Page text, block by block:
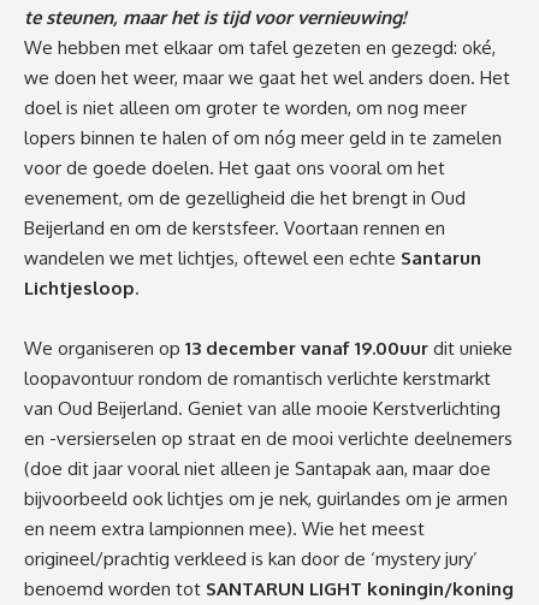
te steunen, maar het is tijd voor vernieuwing!
We hebben met elkaar om tafel gezeten en gezegd: oké,
we doen het weer, maar we gaat het wel anders doen. Het
doel is niet alleen om groter te worden, om nog meer
lopers binnen te halen of om nóg meer geld in te zamelen
voor de goede doelen. Het gaat ons vooral om het
evenement, om de gezelligheid die het brengt in Oud
Beijerland en om de kerstsfeer. Voortaan rennen en
wandelen we met lichtjes, oftewel een echte Santarun
Lichtjesloop.
We organiseren op 13 december vanaf 19.00uur dit unieke
loopavontuur rondom de romantisch verlichte kerstmarkt
van Oud Beijerland. Geniet van alle mooie Kerstverlichting
en -versierselen op straat en de mooi verlichte deelnemers
(doe dit jaar vooral niet alleen je Santapak aan, maar doe
bijvoorbeeld ook lichtjes om je nek, guirlandes om je armen
en neem extra lampionnen mee). Wie het meest
origineel/prachtig verkleed is kan door de ‘mystery jury’
benoemd worden tot SANTARUN LIGHT koningin/koning